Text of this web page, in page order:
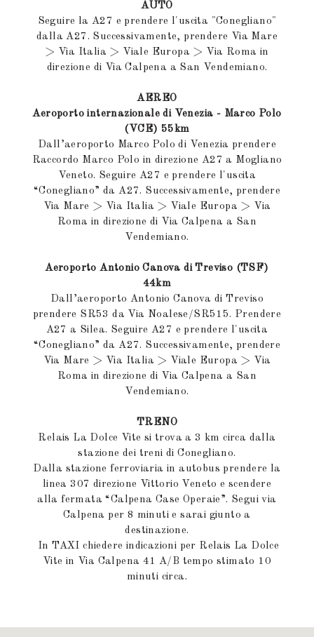
AUTO
Seguire la A27 e prendere l'uscita "Conegliano"
dalla A27. Successivamente, prendere Via Mare
> Via Italia > Viale Europa > Via Roma in
direzione di Via Calpena a San Vendemiano.
AEREO
Aeroporto internazionale di Venezia - Marco Polo
(VCE) 55km
Dall’aeroporto Marco Polo di Venezia prendere
Raccordo Marco Polo in direzione A27 a Mogliano
Veneto. Seguire A27 e prendere l'uscita
“Conegliano” da A27. Successivamente, prendere
Via Mare > Via Italia > Viale Europa > Via
Roma in direzione di Via Calpena a San
Vendemiano.
Aeroporto Antonio Canova di Treviso (TSF)
44km
Dall’aeroporto Antonio Canova di Treviso
prendere SR53 da Via Noalese/SR515. Prendere
A27 a Silea. Seguire A27 e prendere l'uscita
“Conegliano” da A27. Successivamente, prendere
Via Mare > Via Italia > Viale Europa > Via
Roma in direzione di Via Calpena a San
Vendemiano.
TRENO
Relais La Dolce Vite si trova a 3 km circa dalla
stazione dei treni di Conegliano.
Dalla stazione ferroviaria in autobus prendere la
linea 307 direzione Vittorio Veneto e scendere
alla fermata “Calpena Case Operaie”. Segui via
Calpena per 8 minuti e sarai giunto a
destinazione.
In TAXI chiedere indicazioni per Relais La Dolce
Vite in Via Calpena 41 A/B tempo stimato 10
minuti circa.